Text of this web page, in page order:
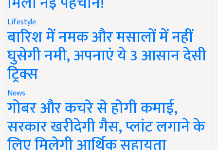
Lifestyle
बारिश में नमक और मसालों में नहीं
घुसेगी नमी, अपनाएं ये 3 आसान देसी
ट्रिक्स
News
गोबर और कचरे से होगी कमाई,
सरकार खरीदेगी गैस, प्लांट लगाने के